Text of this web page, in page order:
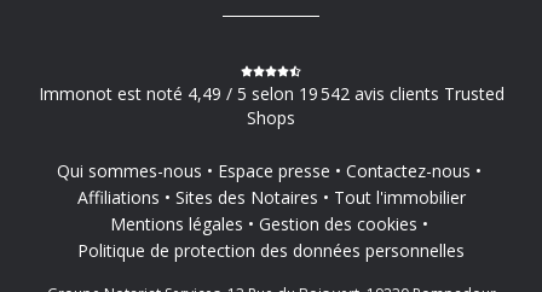
Immonot est noté 4,49 / 5 selon 19 542 avis clients Trusted
Shops
Qui sommes-nous Espace presse
Contactez-nous
Affiliations
Sites des Notaires
Tout l'immobilier
Mentions légales
Gestion des cookies
Politique de protection des données personnelles